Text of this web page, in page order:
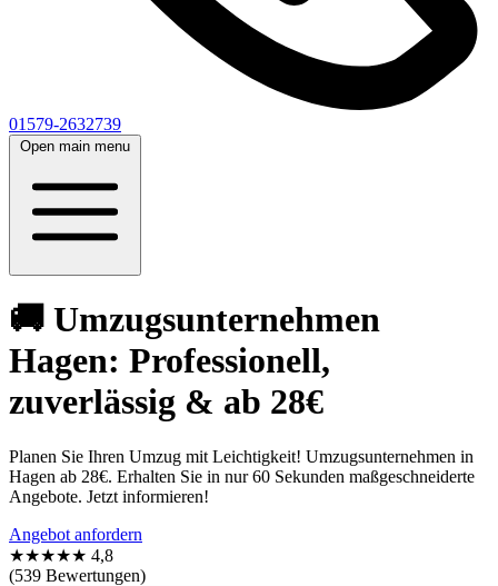
01579-2632739
Open main menu
🚚 Umzugsunternehmen
Hagen: Professionell,
zuverlässig & ab 28€
Planen Sie Ihren Umzug mit Leichtigkeit! Umzugsunternehmen in
Hagen ab 28€. Erhalten Sie in nur 60 Sekunden maßgeschneiderte
Angebote. Jetzt informieren!
Angebot anfordern
★★★★★ 4,8
(539 Bewertungen)